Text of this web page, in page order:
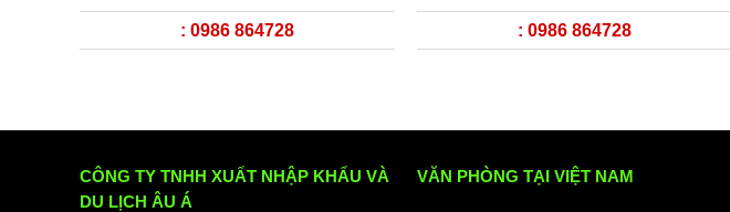
: 0986 864728 : 0986 864728
CÔNG TY TNHH XUẤT NHẬP KHẨU VÀ
DU LỊCH ÂU Á
VĂN PHÒNG TẠI VIỆT NAM